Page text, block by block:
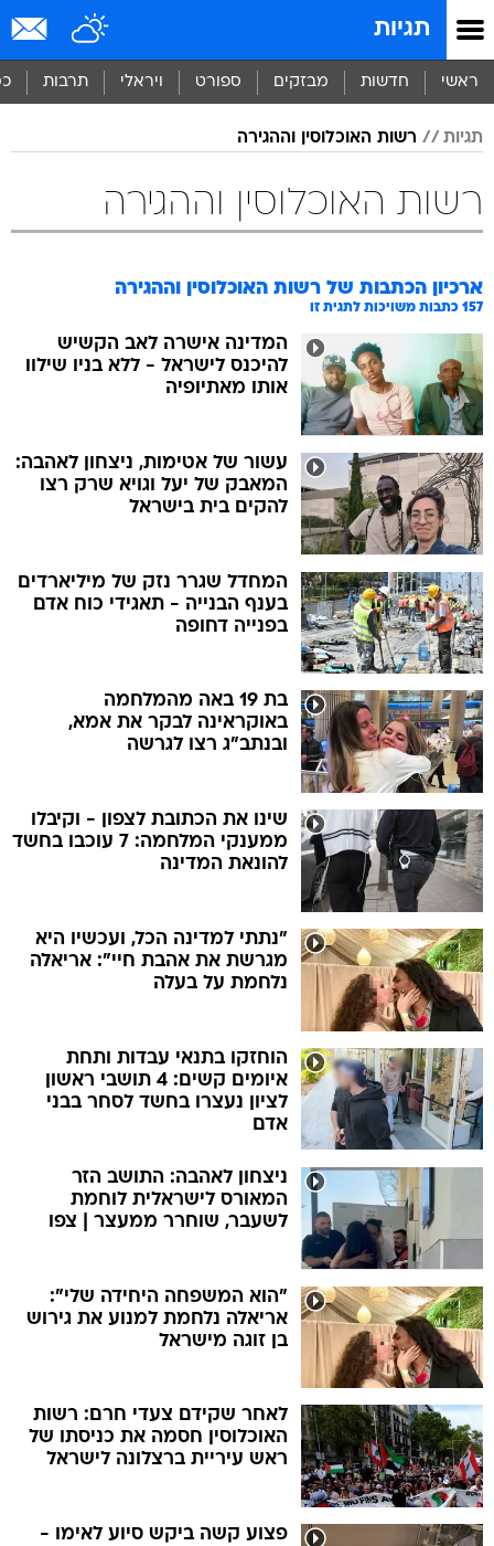
תגיות
ראשי חדשות מבזקים ספורט ויראלי תרבות
תגיות רשות האוכלוסין וההגירה
רשות האוכלוסין וההגירה
ארכיון הכתבות של רשות האוכלוסין וההגירה
157 כתבות משויכות לתגית זו
המדינה אישרה לאב הקשיש
להיכנס לישראל - ללא בניו שילוו
אותו מאתיופיה
עשור של אטימות, ניצחון לאהבה:
המאבק של יעל וגויא שרק רצו
להקים בית בישראל
המחדל שגרר נזק של מיליארדים
בענף הבנייה - תאגידי כוח אדם
בפנייה דחופה
בת 19 באה מהמלחמה
באוקראינה לבקר את אמא,
ובנתב"ג רצו לגרשה
שינו את הכתובת לצפון - וקיבלו
ממענקי המלחמה: 7 עוכבו בחשד
להונאת המדינה
"נתתי למדינה הכל, ועכשיו היא
מגרשת את אהבת חיי": אריאלה
נלחמת על בעלה
הוחזקו בתנאי עבדות ותחת
איומים קשים: 4 תושבי ראשון
לציון נעצרו בחשד לסחר בבני
אדם
ניצחון לאהבה: התושב הזר
המאורס לישראלית לוחמת
לשעבר, שוחרר ממעצר | צפו
"הוא המשפחה היחידה שלי":
אריאלה נלחמת למנוע את גירוש
בן זוגה מישראל
לאחר שקידם צעדי חרם: רשות
האוכלוסין חסמה את כניסתו של
ראש עיריית ברצלונה לישראל
פצוע קשה ביקש סיוע לאימו -